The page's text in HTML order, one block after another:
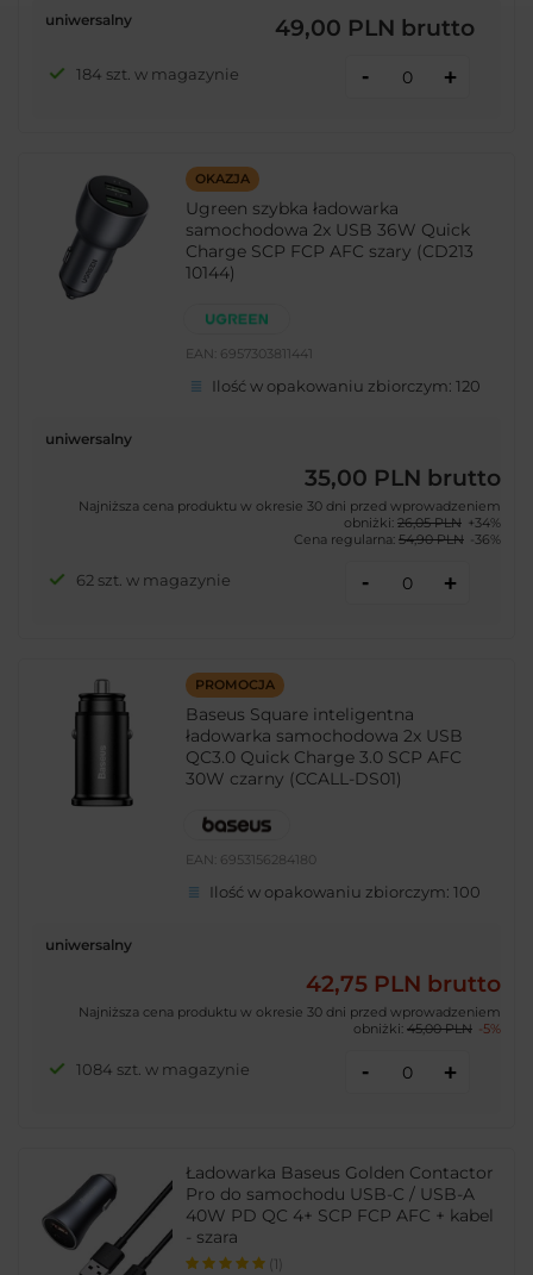
uniwersalny 49,00 PLN brutto
184 szt. w magazynie - +
OKAZJA
Ugreen szybka ładowarka
samochodowa 2x USB 36W Quick
Charge SCP FCP AFC szary (CD213
10144)
EAN: 6957303811441
Ilość w opakowaniu zbiorczym:120
uniwersalny
35,00 PLN brutto
Najniższa cena produktu w okresie 30 dni przed wprowadzeniem
obniżki: 26,05 PLN +34%
Cena regularna: 54,90 PLN -36%
62 szt. w magazynie - +
PROMOCJA
Baseus Square inteligentna
ładowarka samochodowa 2x USB
QC3.0 Quick Charge 3.0 SCP AFC
30W czarny (CCALL-DS01)
EAN: 6953156284180
Ilość w opakowaniu zbiorczym:100
uniwersalny
42,75 PLN brutto
Najniższa cena produktu w okresie 30 dni przed wprowadzeniem
obniżki: 45,00 PLN -5%
1084 szt. w magazynie - +
Ładowarka Baseus Golden Contactor
Pro do samochodu USB-C / USB-A
40W PD QC 4+ SCP FCP AFC + kabel
- szara
(1)